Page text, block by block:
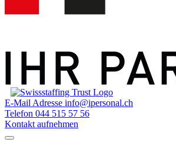
E-Mail Adresse info@ipersonal.ch
Telefon 044 515 57 56
Kontakt aufnehmen